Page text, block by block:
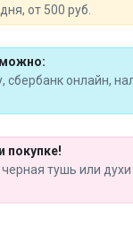
от 500 руб.
можно:
сбербанк онлайн,
покупке!
тушь или